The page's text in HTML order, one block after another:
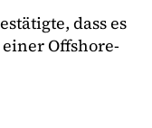
dass es
Offshore-